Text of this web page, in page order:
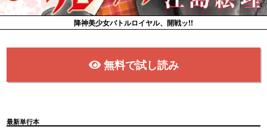
降神美少女バトルロイヤル、開戦ッ!!
無料で試し読み
最新単行本